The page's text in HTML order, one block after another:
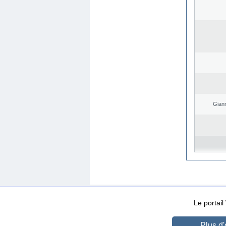
Conditions d’utilisation
Le portail